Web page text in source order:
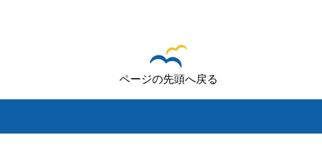
ページの先頭へ戻る